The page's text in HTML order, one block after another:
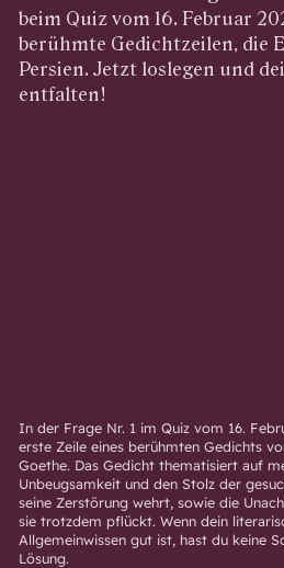
beim Quiz vom 16. Februar
berühmte Gedichtzeilen, die
Persien. Jetzt loslegen und
entfalten!
In der Frage Nr. 1 im Quiz vom 16.
erste Zeile eines berühmten Gedichts
Goethe. Das Gedicht thematisiert auf
Unbeugsamkeit und den Stolz der
seine Zerstörung wehrt, sowie die
sie trotzdem pflückt. Wenn dein
Allgemeinwissen gut ist, hast du keine
Lösung.